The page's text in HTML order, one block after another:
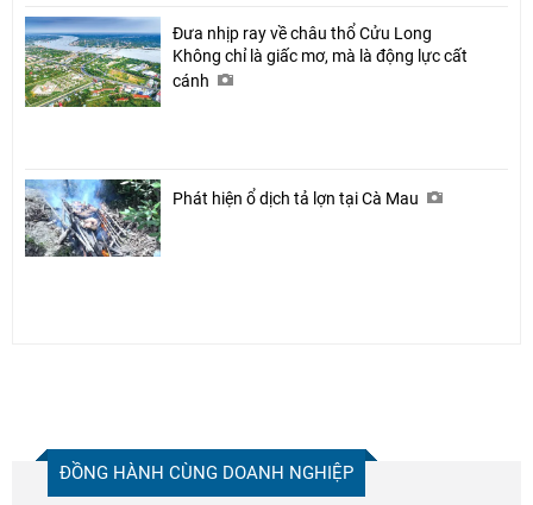
Đưa nhịp ray về châu thổ Cửu Long
Không chỉ là giấc mơ, mà là động lực cất
cánh
Phát hiện ổ dịch tả lợn tại Cà Mau
ĐỒNG HÀNH CÙNG DOANH NGHIỆP